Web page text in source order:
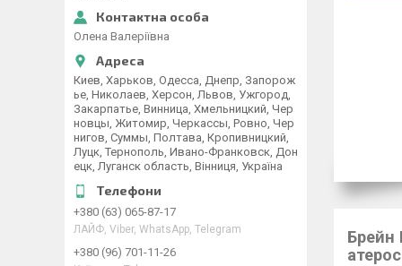
Брейн
Олена Валеріївна
Киев, Харьков, Одесса, Днепр, Запорож
ье, Николаев, Херсон, Львов, Ужгород,
Закарпатье, Винница, Хмельницкий, Чер
новцы, Житомир, Черкассы, Ровно, Чер
нигов, Суммы, Полтава, Кропивницкий,
Луцк, Тернополь, Ивано-Франковск, Дон
ецк, Луганск область, Вінниця, Україна
+380 (63) 065-87-17
ЛАЙФ, Viber, WhatsApp, Telegram
+380 (96) 701-11-26